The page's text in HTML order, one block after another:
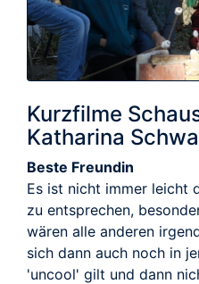
Kurzfilme
Katharina
Beste Freundin
Es ist nicht immer leicht
zu entsprechen,
wären alle anderen
sich dann auch noch in
'uncool' gilt und dann